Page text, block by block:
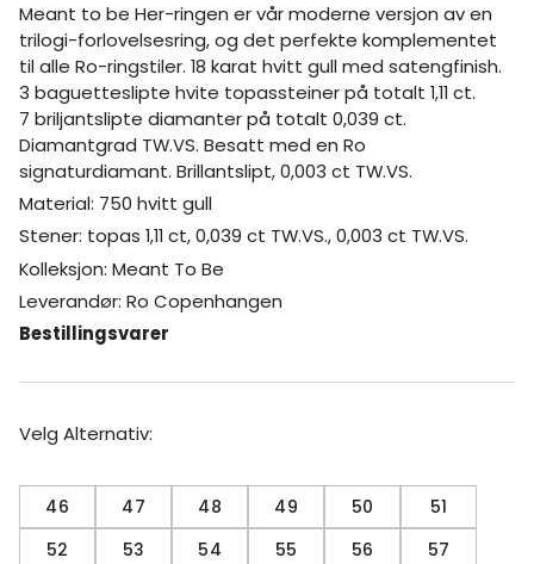
Meant to be Her-ringen er vår moderne versjon av en
trilogi-forlovelsesring, og det perfekte komplementet
til alle Ro-ringstiler. 18 karat hvitt gull med satengfinish.
3 baguetteslipte hvite topassteiner på totalt 1,11 ct.
7 briljantslipte diamanter på totalt 0,039 ct.
Diamantgrad TW.VS. Besatt med en Ro
signaturdiamant. Brillantslipt, 0,003 ct TW.VS.
Material: 750 hvitt gull
Stener: topas 1,11 ct, 0,039 ct TW.VS., 0,003 ct TW.VS.
Kolleksjon: Meant To Be
Leverandør: Ro Copenhangen
Bestillingsvarer
Velg Alternativ:
46 47 48 49 50
51
52
53 54 55 56
57